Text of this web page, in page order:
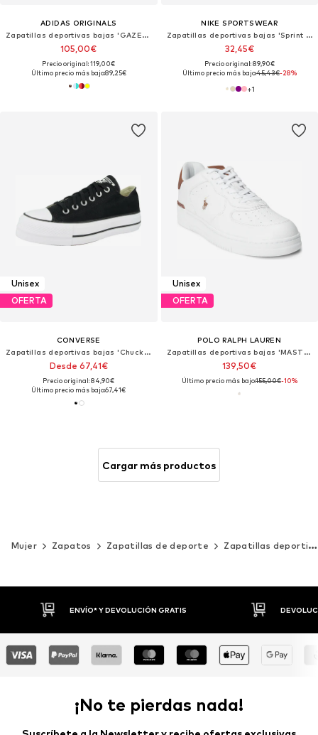
ADIDAS ORIGINALS
Zapatillas deportivas bajas 'GAZELLE BOLD'
105,00€
Precio original: 119,00€
Último precio más bajo:89,25€
NIKE SPORTSWEAR
Zapatillas deportivas bajas 'Sprint Sister 2026'
32,45€
Precio original: 89,90€
Último precio más bajo:45,43€-28%
+1
Unisex
OFERTA
CONVERSE
Zapatillas deportivas bajas 'Chuck Taylor All Star Lift'
Desde 67,41€
Precio original: 84,90€
Último precio más bajo:67,41€
Unisex
OFERTA
POLO RALPH LAUREN
Zapatillas deportivas bajas 'MASTERS CRT'
139,50€
Último precio más bajo:155,00€-10%
Cargar más productos
Mujer Zapatos Zapatillas de deporte Zapatillas deportivas bajas
DEVOLUCIONES HASTA 30 DÍAS
¡No te pierdas nada!